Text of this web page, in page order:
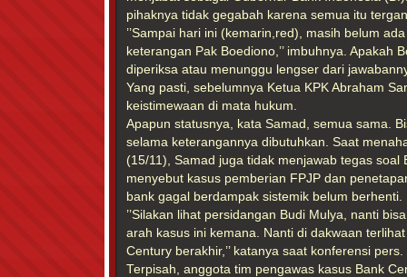
pihaknya tidak gegabah karena semua itu
’’Sampai hari ini (kemarin,red), masih belum
keterangan Pak Boediono,’’ imbuhnya. Apakah
diperiksa atau menunggu lengser dari
Yang pasti, sebelumnya Ketua KPK Abraham
keistimewaan di mata hukum.
Apapun statusnya, kata Samad, semua sama.
selama keterangannya dibutuhkan. Saat
(15/11), Samad juga tidak menjawab tegas soal
menyebut kasus pemberian FPJP dan
bank gagal berdampak sistemik belum berhenti.
’’Silakan lihat persidangan Budi Mulya, nanti
arah kasus ini kemana. Nanti di dakwaan
Century berakhir,’’ katanya saat konferensi pers.
Terpisah, anggota tim pengawas kasus Bank